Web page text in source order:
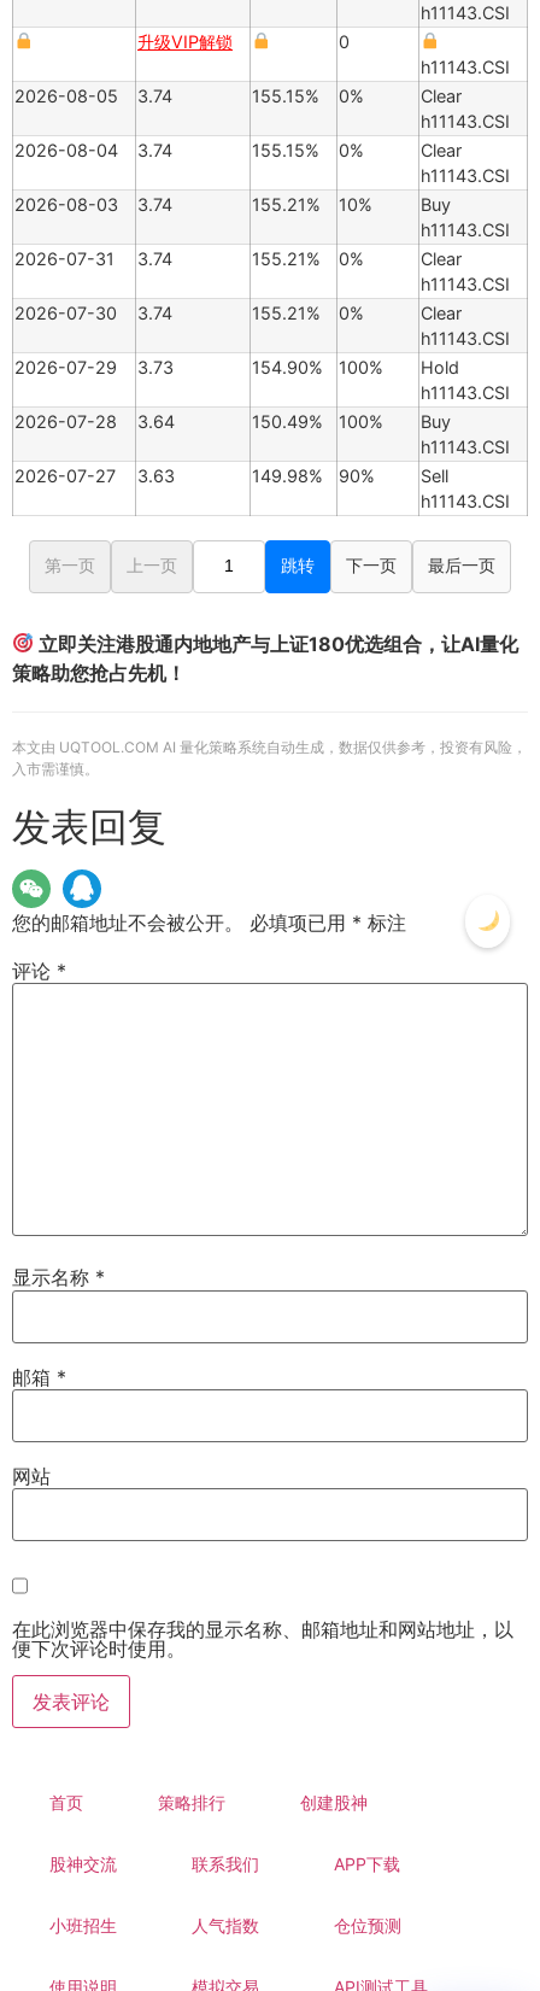
h11143.CSI
升级VIP解锁
0
h11143.CSI
2026-08-05
3.74 155.15% 0%
Clear
h11143.CSI
2026-08-04
3.74 155.15% 0%
Clear
h11143.CSI
2026-08-03
3.74 155.21% 10%
Buy
h11143.CSI
2026-07-31
3.74 155.21% 0%
Clear
h11143.CSI
2026-07-30
3.74 155.21% 0%
Clear
h11143.CSI
2026-07-29
3.73 154.90% 100%
Hold
h11143.CSI
2026-07-28
3.64 150.49% 100%
Buy
h11143.CSI
2026-07-27
3.63 149.98% 90%
Sell
h11143.CSI
第一页 上一页 跳转 下一页 最后一页
立即关注港股通内地地产与上证180优选组合，让AI量化
策略助您抢占先机！
本文由 UQTOOL.COM AI 量化策略系统自动生成，数据仅供参考，投资有风险，
入市需谨慎。
发表回复
您的邮箱地址不会被公开。 必填项已用 * 标注
评论 *
显示名称 *
邮箱 *
网站
在此浏览器中保存我的显示名称、邮箱地址和网站地址，以
便下次评论时使用。
首页 策略排行 创建股神
股神交流 联系我们 APP下载
小班招生 人气指数 仓位预测